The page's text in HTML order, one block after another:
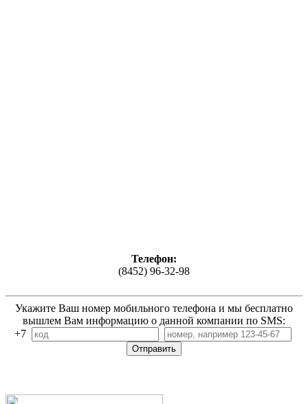
Телефон:
(8452) 96-32-98
Укажите Ваш номер мобильного телефона и мы бесплатно
вышлем Вам информацию о данной компании по SMS:
+7